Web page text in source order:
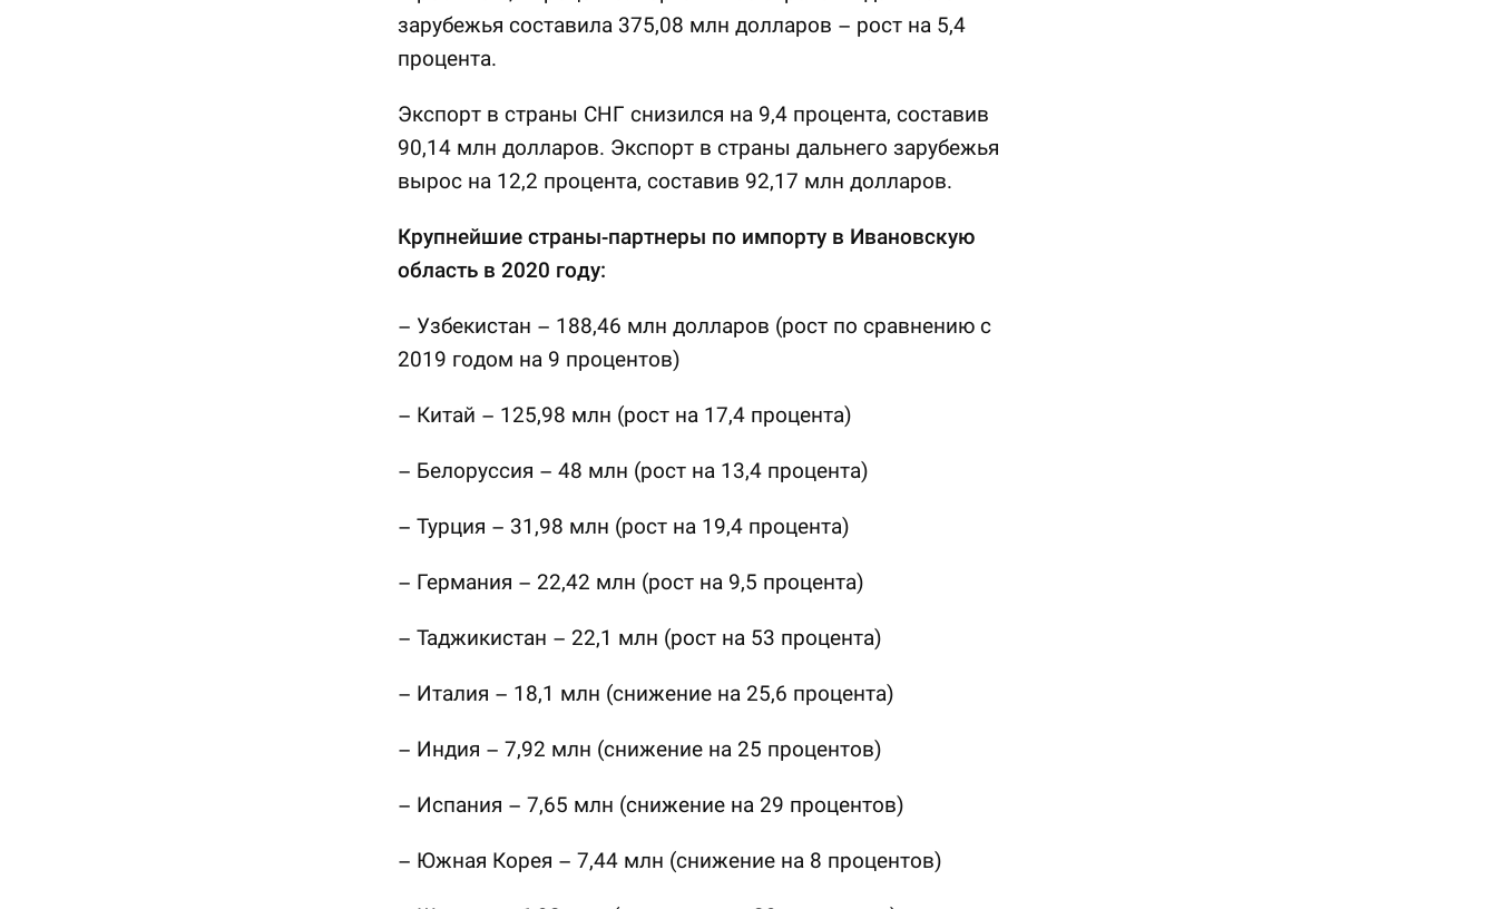
зарубежья составила 375,08 млн долларов – рост на 5,4
процента.
Экспорт в страны СНГ снизился на 9,4 процента, составив
90,14 млн долларов. Экспорт в страны дальнего зарубежья
вырос на 12,2 процента, составив 92,17 млн долларов.
Крупнейшие страны-партнеры по импорту в Ивановскую
область в 2020 году:
– Узбекистан – 188,46 млн долларов (рост по сравнению с
2019 годом на 9 процентов)
– Китай – 125,98 млн (рост на 17,4 процента)
– Белоруссия – 48 млн (рост на 13,4 процента)
– Турция – 31,98 млн (рост на 19,4 процента)
– Германия – 22,42 млн (рост на 9,5 процента)
– Таджикистан – 22,1 млн (рост на 53 процента)
– Италия – 18,1 млн (снижение на 25,6 процента)
– Индия – 7,92 млн (снижение на 25 процентов)
– Испания – 7,65 млн (снижение на 29 процентов)
– Южная Корея – 7,44 млн (снижение на 8 процентов)